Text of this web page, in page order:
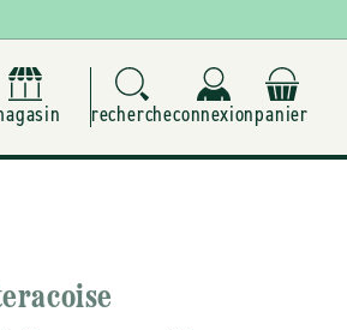
rechercheconnexionpanier